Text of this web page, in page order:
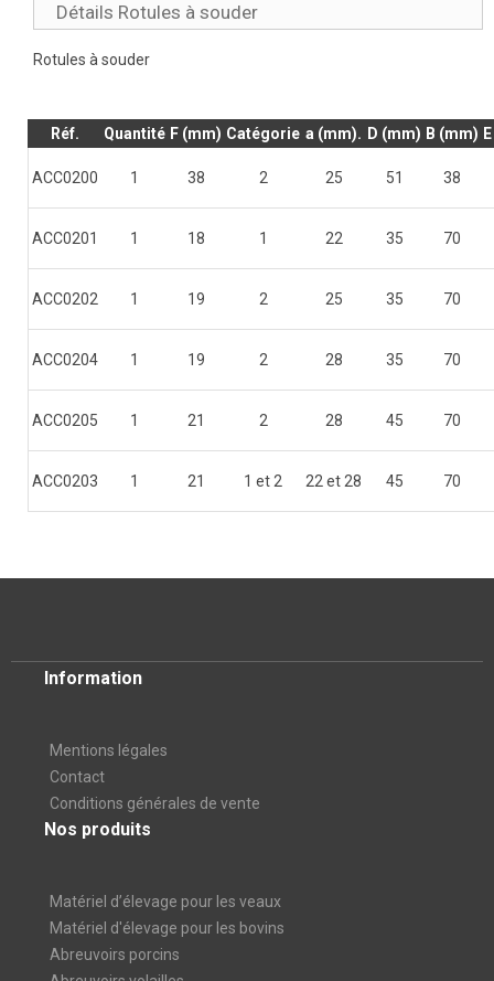
Détails Rotules à souder
Rotules à souder
Réf. Quantité F (mm) Catégorie a (mm). D (mm) B (mm)
ACC0200 1 38 2 25 51 38
ACC0201 1 18 1 22 35 70
ACC0202 1 19 2 25 35 70
ACC0204 1 19 2 28 35 70
ACC0205 1 21 2 28 45 70
ACC0203 1 21 1 et 2 22 et 28 45 70
Information
Mentions légales
Contact
Conditions générales de vente
Nos produits
Matériel d’élevage pour les veaux
Matériel d'élevage pour les bovins
Abreuvoirs porcins